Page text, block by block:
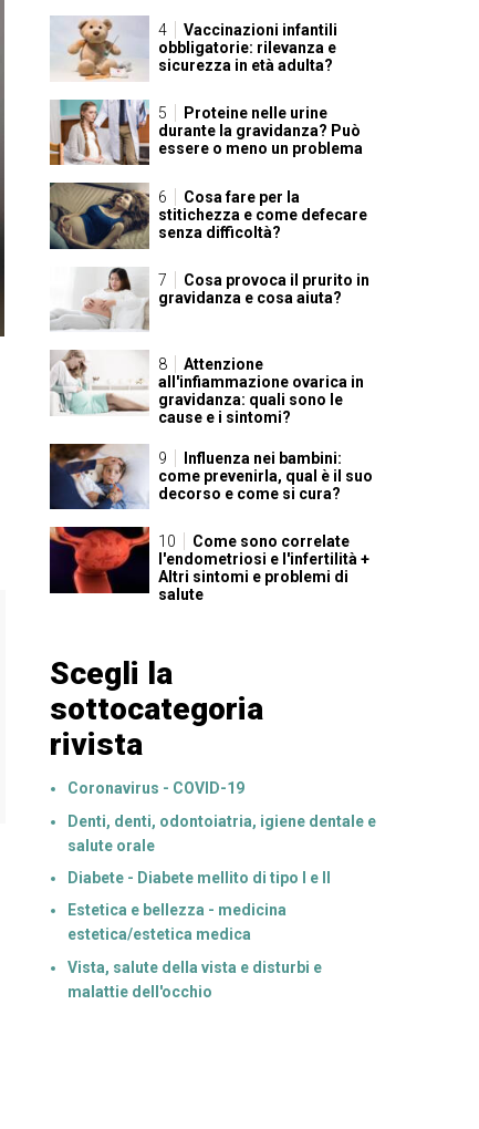
Vaccinazioni infantili
obbligatorie: rilevanza e
sicurezza in età adulta?
Proteine nelle urine
durante la gravidanza? Può
essere o meno un problema
Cosa fare per la
stitichezza e come defecare
senza difficoltà?
Cosa provoca il prurito in
gravidanza e cosa aiuta?
Attenzione
all'infiammazione ovarica in
gravidanza: quali sono le
cause e i sintomi?
Influenza nei bambini:
come prevenirla, qual è il suo
decorso e come si cura?
Come sono correlate
l'endometriosi e l'infertilità +
Altri sintomi e problemi di
salute
Scegli la
sottocategoria
rivista
Coronavirus - COVID-19
Denti, denti, odontoiatria, igiene dentale e
salute orale
Diabete - Diabete mellito di tipo I e II
Estetica e bellezza - medicina
estetica/estetica medica
Vista, salute della vista e disturbi e
malattie dell'occhio